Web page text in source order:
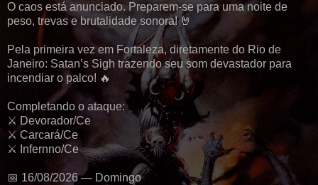
O caos está anunciado. Preparem-se para uma noite de
peso, trevas e brutalidade sonora! 🤘
Pela primeira vez em Fortaleza, diretamente do Rio de
Janeiro: Satan’s Sigh trazendo seu som devastador para
incendiar o palco! 🔥
Completando o ataque:
⚔️ Devorador/Ce
⚔️ Carcará/Ce
⚔️ Infernno/Ce
📅 16/08/2026 — Domingo